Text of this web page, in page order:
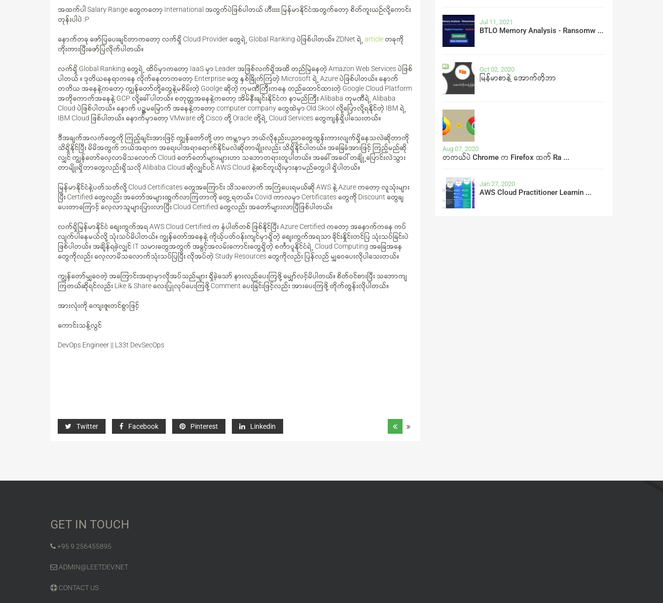
အထက်ပါ Salary Range တွေကတော့ International အတွက်ပဲဖြစ်ပါတယ် ဟီးးးး မြန်မာနိုင်ငံအတွက်တော့ စိတ်ကူးယဉ်လို့ကောင်း
တုန်းပါပဲ :P
နောက်တခု ဖော်ပြပေးချင်တာကတော့ လက်ရှိ Cloud Provider တွေရဲ့ Global Ranking ပဲဖြစ်ပါတယ်။ ZDNet ရဲ့ article တခုကို
ကိုးကားပြီးဖော်ပြလိုက်ပါတယ်။
လက်ရှိ Global Ranking တွေရဲ့ ထိပ်မှာကတော့ IaaS မှာ Leader အဖြစ်လက်ရှိအထိ တည်မြဲနေတဲ့ Amazon Web Services ပဲဖြစ်
ပါတယ် ။ ဒုတိယနေရာကနေ လိုက်နေတာကတော့ Enterprise တွေ နှစ်ခြိုက်ကြတဲ့ Microsoft ရဲ့ Azure ပဲဖြစ်ပါတယ်။ နောက်
တတိယ အနေနဲ့ကတော့ ကျွန်တော်တို့တွေနဲ့မစိမ်းတဲ့ Goolge ဆိုတဲ့ ကုမဏီကြီးကနေ တည်ထောင်ထားတဲ့ Google Cloud Platform
အတိုကောက်အနေနဲ့ GCP လို့ခေါ်ပါတယ်။ စတုတ္ထအနေနဲ့ကတော့ အိမ်နီးချင်းနိုင်ငံက နာမည်ကြီး Alibaba ကုမဏီရဲ့ Alibaba
Cloud ပဲဖြစ်ပါတယ်။ နောက် ပဥ္စမမြောက် အနေနဲ့ကတော့ computer company တွေထဲမှာ Old Skool လို့ပြောလို့ရနိုင်တဲ့ IBM ရဲ့
IBM Cloud ဖြစ်ပါတယ်။ နောက်မှာတော့ VMware တို့ Cisco တို့ Oracle တို့ရဲ့ Cloud Services တွေကျန်ရှိပါသေးတယ်။
ဒီအချက်အလက်တွေကို ကြည့်ချင်းအားဖြင့် ကျွန်တော်တို့ ဟာ ကမ္ဘာမှာ ဘယ်လိုနည်းပညာတွေထွန်းကားလျက်ရှိနေသလဲဆိုတာကို
သိရှိနိုင်ပြီး မိမိအတွက် ဘယ်အရာက အရေးပါအရာရောက်နိုင်မလဲဆိုတာမျိုးလည်း သိရှိနိုင်ပါတယ်။ အခြေခံအားဖြင့် ကြည့်မည်ဆို
လျှင် ကျွန်တော်လေ့လာမိသလောက် Cloud တော်တော်များများဟာ သဘောတရားတူပါတယ်။ အခေါ်အဝေါ်တချို့ပြောင်းလဲသွား
တာမျိုးရှိတာတွေလည်းရှိသလို Alibaba Cloud ဆိုလျှင်ပင် AWS Cloud နဲ့ဆင်တူယိုးမှားနာမည်တွေပါ ရှိပါတယ်။
မြန်မာနိုင်ငံနဲ့ပတ်သတ်လို့ Cloud Certificates တွေအကြောင်း သိသလောက် အကြံပေးရမယ်ဆို AWS နဲ့ Azure ကတော့ လူသုံးများ
ပြီး Certified တွေလည်း အတော်အများထွက်လာကြတာကို တွေ့ရတယ်။ Covid ကာလမှာ Certificates တွေကို Discount တွေချ
ပေးတာကြောင့် လေ့လာသူများပြားလာပြီး Cloud Certified တွေလည်း အတော်များလာပြီဖြစ်ပါတယ်။
လက်ရှိမြန်မာနိုင်ငံ စေျးကွက်အရ AWS Cloud Certified က နံပါတ်တစ် ဖြစ်နိုင်ပြီး Azure Certified ကတော့ အနောက်ကနေ ကပ်
လျက်ပါနေမယ်လို့ သုံးသပ်မိပါတယ်။ ကျွန်တော်အနေနဲ့ ကိုယ့်ပတ်ဝန်းကျင်မှာရှိတဲ့ စျေးကွက်အရသာ ခိုင်းနှုိင်းတင်ပြ သုံးသပ်ခြင်းပဲ
ဖြစ်ပါတယ်။ အချိန်ရခဲ့လျှင် IT သမားတွေအတွက် အခွင့်အလမ်းကောင်းတွေရှိတဲ့ စင်္ကာပူနိုင်ငံရဲ့ Cloud Computing အခြေအနေ
တွေကိုလည်း လေ့လာမိသလောက်သုံးသပ်ပြပြီး လိုအပ်တဲ့ Study Resources တွေကိုလည်း ပြန်လည် မျှဝေပေးလိုပါသေးတယ်။
ကျွန်တော်မျှဝေတဲ့ အကြောင်းအရာမှာလိုအပ်သည်များ ရှိခဲ့သော် နားလည်ပေးကြဖို့ မျှော်လင့်မိပါတယ်။ စိတ်ဝင်စားပြီး သဘောကျ
ကြတယ်ဆိုရင်လည်း Like & Share လေးပြုလုပ်ပေးကြဖို့ Comment ပေးခြင်းဖြင့်လည်း အားပေးကြဖို့ တိုက်တွန်းလိုပါတယ်။
အားလုံးကို ကျေးဇူးတင်စွာဖြင့်
ကောင်းသန့်လွင်
DevOps Engineer || L33t DevSecOps
Twitter Facebook Pinterest Linkedin
Jul 11, 2021
BTLO Memory Analysis - Ransomw ...
Oct 02, 2020
မြန်မာစာနဲ့ အောက်တိုဘာ
Aug 07, 2020
တကယ်ပဲ Chrome က Firefox ထက် Ra ...
Jan 27, 2020
AWS Cloud Practitioner Learnin ...
GET IN TOUCH
+95 9 256455895
ADMIN@LEETDEV.NET
CONTACT US